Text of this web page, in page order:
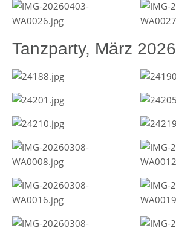
Tanzparty, März 2026